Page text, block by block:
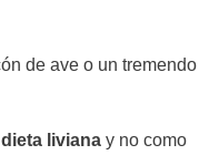
de ave o un tremendo
liviana y no como